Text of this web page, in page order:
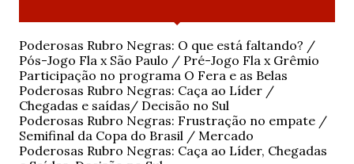
Poderosas Rubro Negras: O que está faltando? /
Pós-Jogo Fla x São Paulo / Pré-Jogo Fla x Grêmio
Participação no programa O Fera e as Belas
Poderosas Rubro Negras: Caça ao Líder /
Chegadas e saídas/ Decisão no Sul
Poderosas Rubro Negras: Frustração no empate /
Semifinal da Copa do Brasil / Mercado
Poderosas Rubro Negras: Caça ao Líder, Chegadas